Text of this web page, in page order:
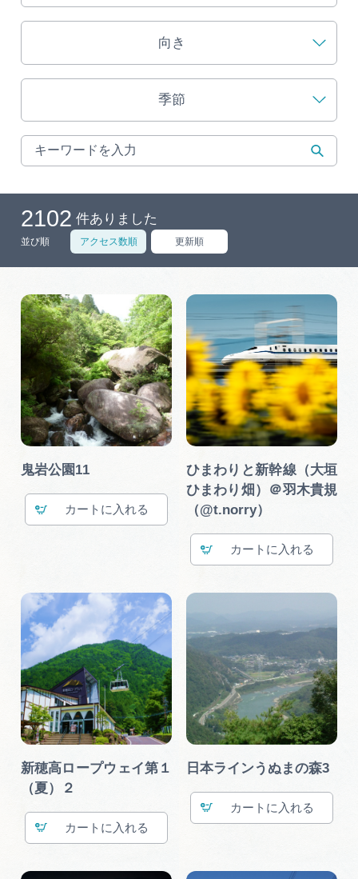
買い物・お土産
体験予約サイト「ＶＩＳＩＴ岐阜県」
岐阜県アウトドア観光キャンペーン
岐阜県まるごと観光エリアガイド
岐阜県観光データベース
フォトライブラリー
動画ライブラリー
お問い合わせ
広告掲載
向き
季節
2102 件ありました
並び順 アクセス数順 更新順
鬼岩公園11
カート
ひまわりと新幹線（大垣
ひまわり畑）＠羽木貴規
（@t.norry）
カート
新穂高ロープウェイ第１
（夏）２
カート
日本ラインうぬまの森3
カート